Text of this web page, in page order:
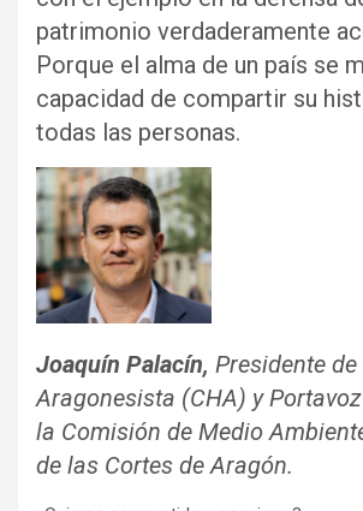
patrimonio verdaderamente
Porque el alma de un país se
capacidad de compartir su
todas las personas.
Joaquín Palacín, Presidente
Aragonesista (CHA) y
la Comisión de Medio
de las Cortes de Aragón.